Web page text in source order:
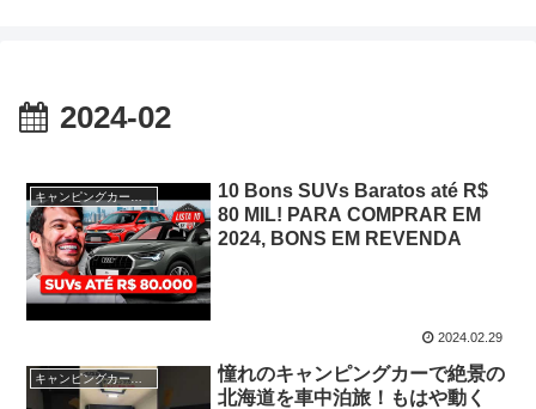
2024-02
10 Bons SUVs Baratos até R$
80 MIL! PARA COMPRAR EM
2024, BONS EM REVENDA
2024.02.29
キャンピングカー・SUV人気車種
憧れのキャンピングカーで絶景の
北海道を車中泊旅！もはや動く